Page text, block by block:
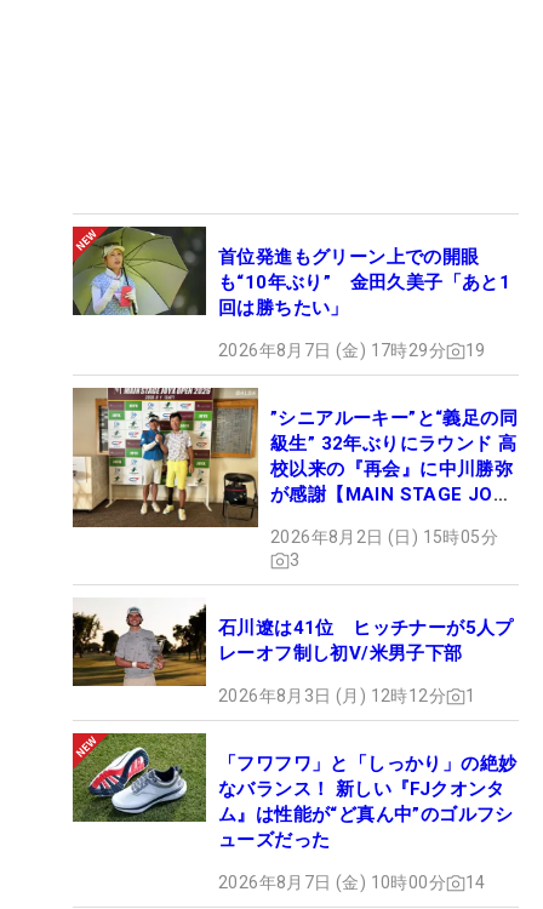
首位発進もグリーン上での開眼
も“10年ぶり” 金田久美子「あと1
回は勝ちたい」
2026年8月7日 (金) 17時29分 19
”シニアルーキー”と“義足の同
級生” 32年ぶりにラウンド 高
校以来の『再会』に中川勝弥
が感謝【MAIN STAGE JOYX
2026年8月2日 (日) 15時05分
3
石川遼は41位 ヒッチナーが5人プ
レーオフ制し初V/米男子下部
2026年8月3日 (月) 12時12分 1
「フワフワ」と「しっかり」の絶妙
なバランス！ 新しい『FJクオンタ
ム』は性能が“ど真ん中”のゴルフシ
ューズだった
2026年8月7日 (金) 10時00分 14